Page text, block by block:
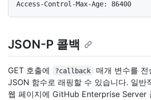
JSON-P 콜백
GET 호출에 ?callback
매개 변수를
JSON 함수로 래핑할 수 있습니다. 일반
웹 페이지에 GitHub Enterprise Server